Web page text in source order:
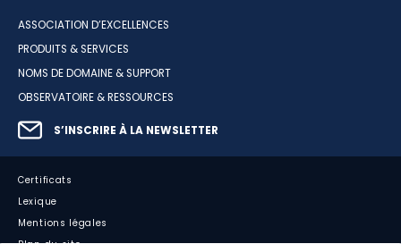
ASSOCIATION D’EXCELLENCES
PRODUITS & SERVICES
NOMS DE DOMAINE & SUPPORT
OBSERVATOIRE & RESSOURCES
S’INSCRIRE À LA NEWSLETTER
Certificats
Lexique
Mentions légales